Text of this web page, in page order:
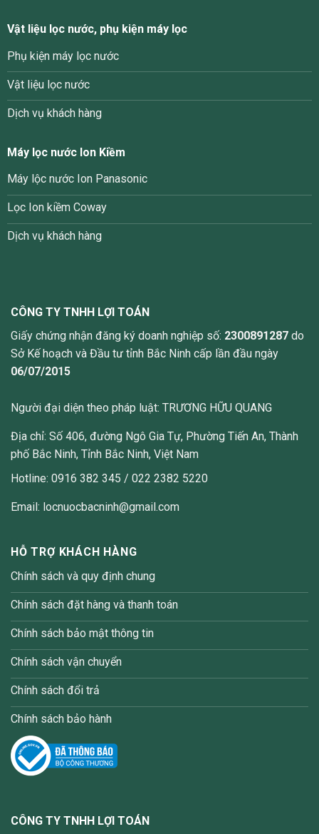
Vật liệu lọc nước, phụ kiện máy lọc
Phụ kiện máy lọc nước
Vật liệu lọc nước
Dịch vụ khách hàng
Máy lọc nước Ion Kiềm
Máy lộc nước Ion Panasonic
Lọc Ion kiềm Coway
Dịch vụ khách hàng
CÔNG TY TNHH LỢI TOÁN
Giấy chứng nhận đăng ký doanh nghiệp số: 2300891287 do
Sở Kế hoạch và Đầu tư tỉnh Bắc Ninh cấp lần đầu ngày
06/07/2015
Người đại diện theo pháp luật: TRƯƠNG HỮU QUANG
Địa chỉ: Số 406, đường Ngô Gia Tự, Phường Tiến An, Thành
phố Bắc Ninh, Tỉnh Bắc Ninh, Việt Nam
Hotline: 0916 382 345 / 022 2382 5220
Email: locnuocbacninh@gmail.com
HỖ TRỢ KHÁCH HÀNG
Chính sách và quy định chung
Chính sách đặt hàng và thanh toán
Chính sách bảo mật thông tin
Chính sách vận chuyển
Chính sách đổi trả
Chính sách bảo hành
CÔNG TY TNHH LỢI TOÁN